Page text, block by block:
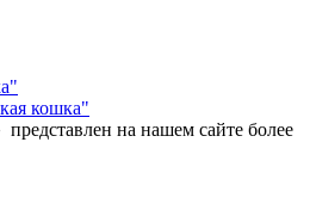
кошка"
на нашем сайте более